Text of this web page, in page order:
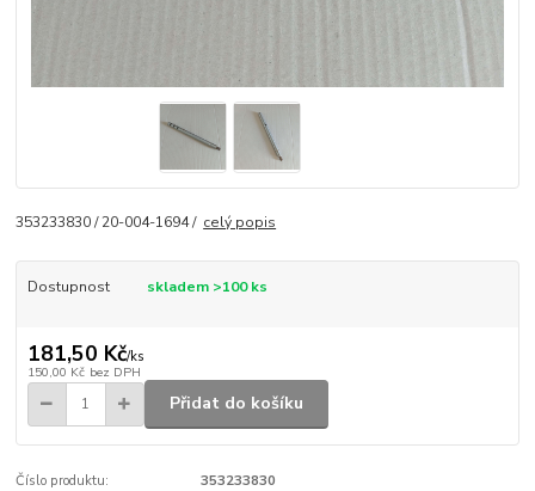
353233830 / 20-004-1694 / celý popis
Dostupnost skladem >100 ks
181,50 Kč/ks
150,00 Kč bez DPH
Přidat do košíku
Číslo produktu: 353233830